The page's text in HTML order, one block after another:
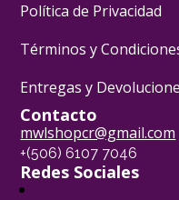
Política de Privacidad
Términos y
Entregas y
Contacto
mwlshopcr@gmail.com
+(506) 6107 7046
Redes Sociales